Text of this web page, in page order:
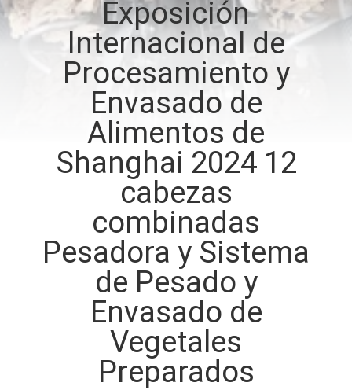
CONTROL
CONTÁCTENOS
CASOS
SOLICITAR UN
PRESUPUESTO
Exposición
Internacional de
Procesamiento y
Envasado de
Alimentos de
Shanghai 2024 12
cabezas
combinadas
Pesadora y Sistema
de Pesado y
Envasado de
Vegetales
Preparados